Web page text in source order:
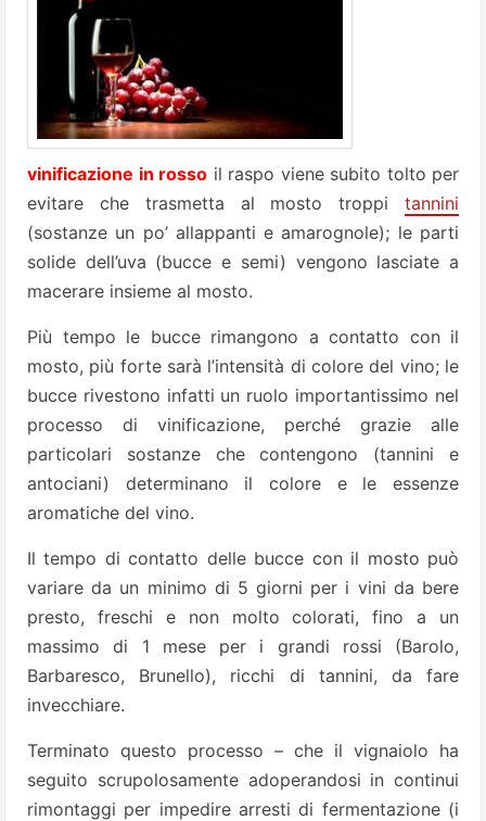
vinificazione in rosso il raspo viene subito tolto per
evitare che trasmetta al mosto troppi tannini
(sostanze un po’ allappanti e amarognole); le parti
solide dell’uva (bucce e semi) vengono lasciate a
macerare insieme al mosto.
Più tempo le bucce rimangono a contatto con il
mosto, più forte sarà l’intensità di colore del vino; le
bucce rivestono infatti un ruolo importantissimo nel
processo di vinificazione, perché grazie alle
particolari sostanze che contengono (tannini e
antociani) determinano il colore e le essenze
aromatiche del vino.
Il tempo di contatto delle bucce con il mosto può
variare da un minimo di 5 giorni per i vini da bere
presto, freschi e non molto colorati, fino a un
massimo di 1 mese per i grandi rossi (Barolo,
Barbaresco, Brunello), ricchi di tannini, da fare
invecchiare.
Terminato questo processo – che il vignaiolo ha
seguito scrupolosamente adoperandosi in continui
rimontaggi per impedire arresti di fermentazione (i